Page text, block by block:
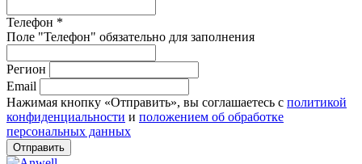
Телефон *
Поле "Телефон" обязательно для заполнения
Регион
Email
Нажимая кнопку «Отправить», вы соглашаетесь с политикой
конфиденциальности и положением об обработке
персональных данных
Отправить